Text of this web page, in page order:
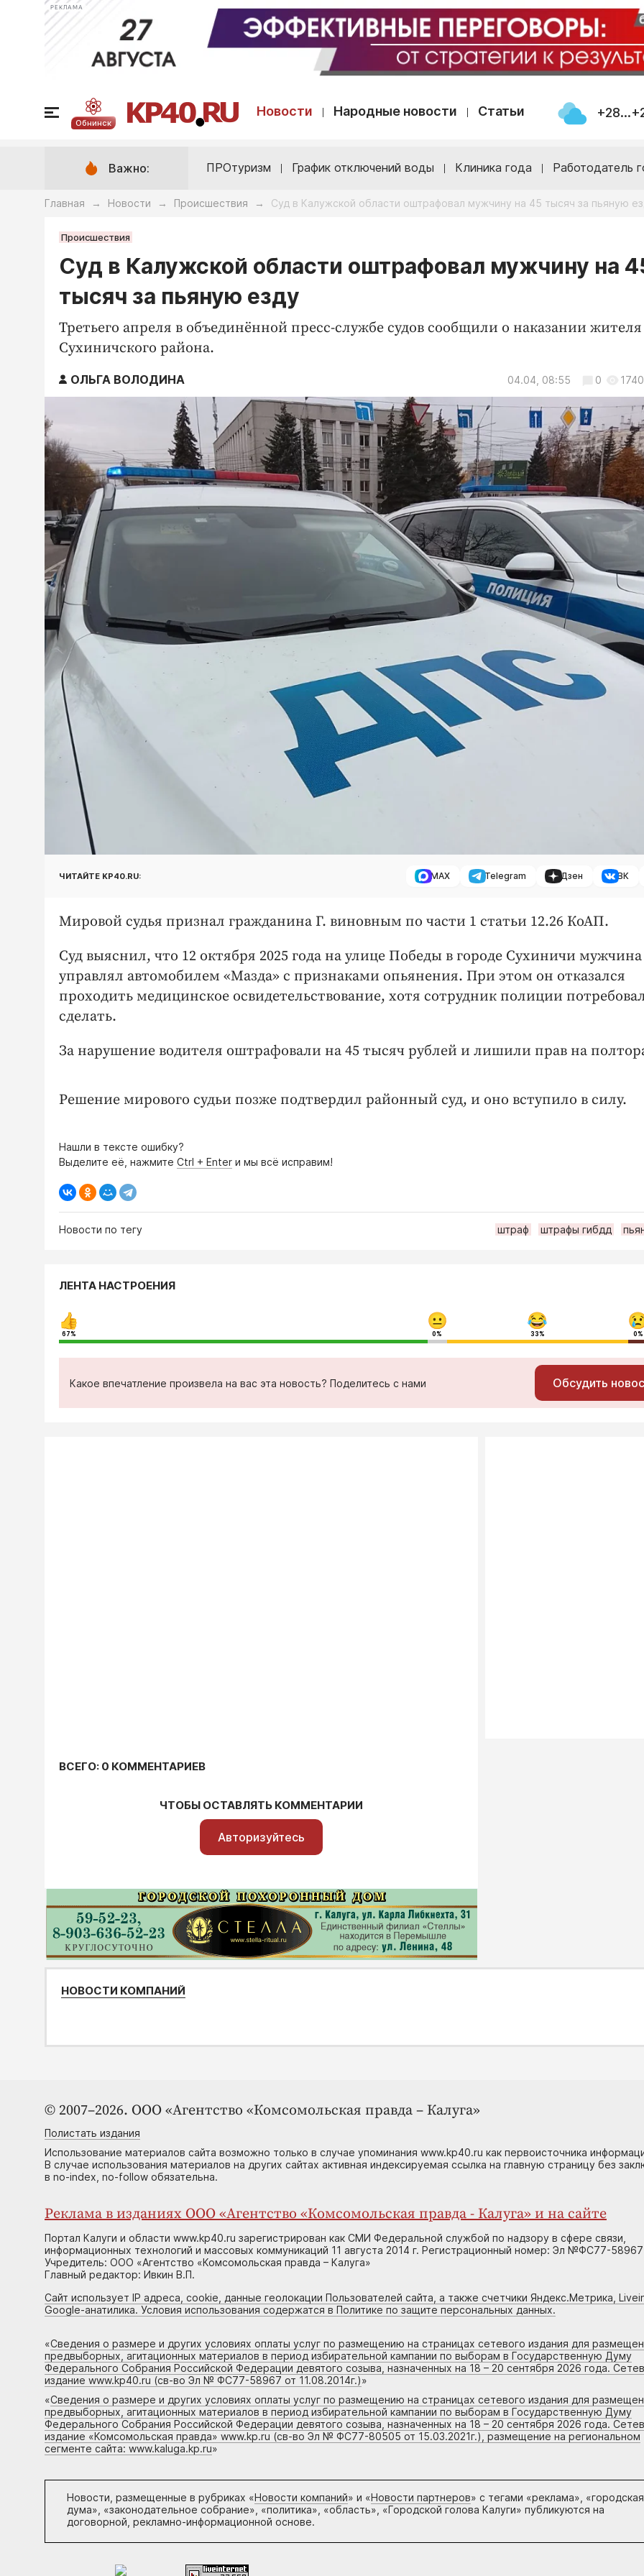
РЕКЛАМА
Обнинск
Новости Народные новости Статьи
Важно: ПРОтуризм График отключений воды Клиника года Работодатель
Главная → Новости → Происшествия → Суд в Калужской области оштрафовал мужчину на 45 тысяч за пьяную
Происшествия
Суд в Калужской области оштрафовал мужчину на
тысяч за пьяную езду
Третьего апреля в объединённой пресс-службе судов сообщили о наказании жителя
Сухиничского района.
ОЛЬГА ВОЛОДИНА 04.04, 08:55 0 1740
ЧИТАЙТЕ KP40.RU: MAX Telegram Дзен ВК
Мировой судья признал гражданина Г. виновным по части 1 статьи 12.26 КоАП.
Суд выяснил, что 12 октября 2025 года на улице Победы в городе Сухиничи мужчина
управлял автомобилем «Мазда» с признаками опьянения. При этом он отказался
проходить медицинское освидетельствование, хотя сотрудник полиции
сделать.
За нарушение водителя оштрафовали на 45 тысяч рублей и лишили прав на
Решение мирового судьи позже подтвердил районный суд, и оно вступило в силу.
Нашли в тексте ошибку?
Выделите её, нажмите Ctrl + Enter и мы всё исправим!
Новости по тегу штраф штрафы гибдд
ЛЕНТА НАСТРОЕНИЯ
67% 0% 33% 0%
Какое впечатление произвела на вас эта новость? Поделитесь с нами Обсудить
ВСЕГО: 0 КОММЕНТАРИЕВ
ЧТОБЫ ОСТАВЛЯТЬ КОММЕНТАРИИ
Авторизуйтесь
НОВОСТИ КОМПАНИЙ
© 2007–2026. ООО «Агентство «Комсомольская правда – Калуга»
Полистать издания
Использование материалов сайта возможно только в случае упоминания www.kp40.ru как первоисточника
В случае использования материалов на других сайтах активная индексируемая ссылка на главную страницу без
в no-index, no-follow обязательна.
Реклама в изданиях ООО «Агентство «Комсомольская правда - Калуга» и на сайте
Портал Калуги и области www.kp40.ru зарегистрирован как СМИ Федеральной службой по надзору в сфере связи,
информационных технологий и массовых коммуникаций 11 августа 2014 г. Регистрационный номер: Эл №ФС77-58967
Учредитель: ООО «Агентство «Комсомольская правда – Калуга»
Главный редактор: Ивкин В.П.
Сайт использует IP адреса, cookie, данные геолокации Пользователей сайта, а также счетчики Яндекс.Метрика,
Google-анатилика. Условия использования содержатся в Политике по защите персональных данных.
«Сведения о размере и других условиях оплаты услуг по размещению на страницах сетевого издания для
предвыборных, агитационных материалов в период избирательной кампании по выборам в Государственную Думу
Федерального Собрания Российской Федерации девятого созыва, назначенных на 18 – 20 сентября 2026 года.
издание www.kp40.ru (св-во Эл № ФС77-58967 от 11.08.2014г.)»
«Сведения о размере и других условиях оплаты услуг по размещению на страницах сетевого издания для
предвыборных, агитационных материалов в период избирательной кампании по выборам в Государственную Думу
Федерального Собрания Российской Федерации девятого созыва, назначенных на 18 – 20 сентября 2026 года.
издание «Комсомольская правда» www.kp.ru (св-во Эл № ФС77-80505 от 15.03.2021г.), размещение на региональном
сегменте сайта: www.kaluga.kp.ru»
Новости, размещенные в рубриках «Новости компаний» и «Новости партнеров» с тегами «реклама», «городская
дума», «законодательное собрание», «политика», «область», «Городской голова Калуги» публикуются на
договорной, рекламно-информационной основе.